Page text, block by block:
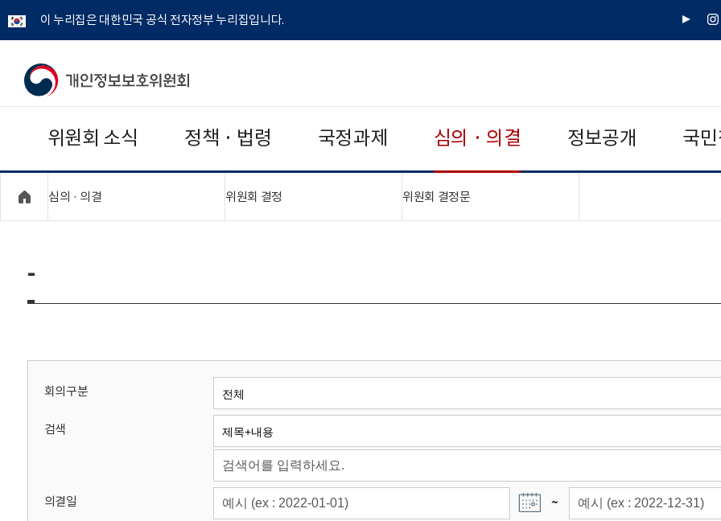
이 누리집은 대한민국 공식 전자정부 누리집입니다.
유
인
개
보
보
위
회
위원회 소식 정책 · 법령 국정과제 심의 · 의결 정보공개 국
심의 · 의결 위원회 결정 위원회 결정문"접기,펼치기"
-
회의구분
검색
의결일 ~